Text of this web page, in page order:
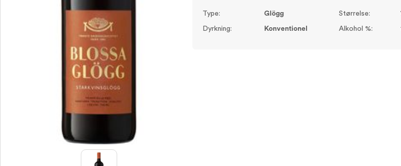
Type: Glögg
Dyrkning: Konventionel
Størrelse:
Alkohol %: